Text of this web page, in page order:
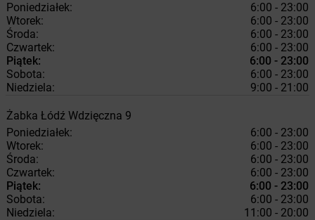
Poniedziałek:
6:00 - 23:00
Wtorek:
6:00 - 23:00
Środa:
6:00 - 23:00
Czwartek:
6:00 - 23:00
Piątek:
6:00 - 23:00
Sobota:
6:00 - 23:00
Niedziela:
9:00 - 21:00
Żabka Łódź Wdzięczna 9
Poniedziałek:
6:00 - 23:00
Wtorek:
6:00 - 23:00
Środa:
6:00 - 23:00
Czwartek:
6:00 - 23:00
Piątek:
6:00 - 23:00
Sobota:
6:00 - 23:00
Niedziela:
11:00 - 20:00